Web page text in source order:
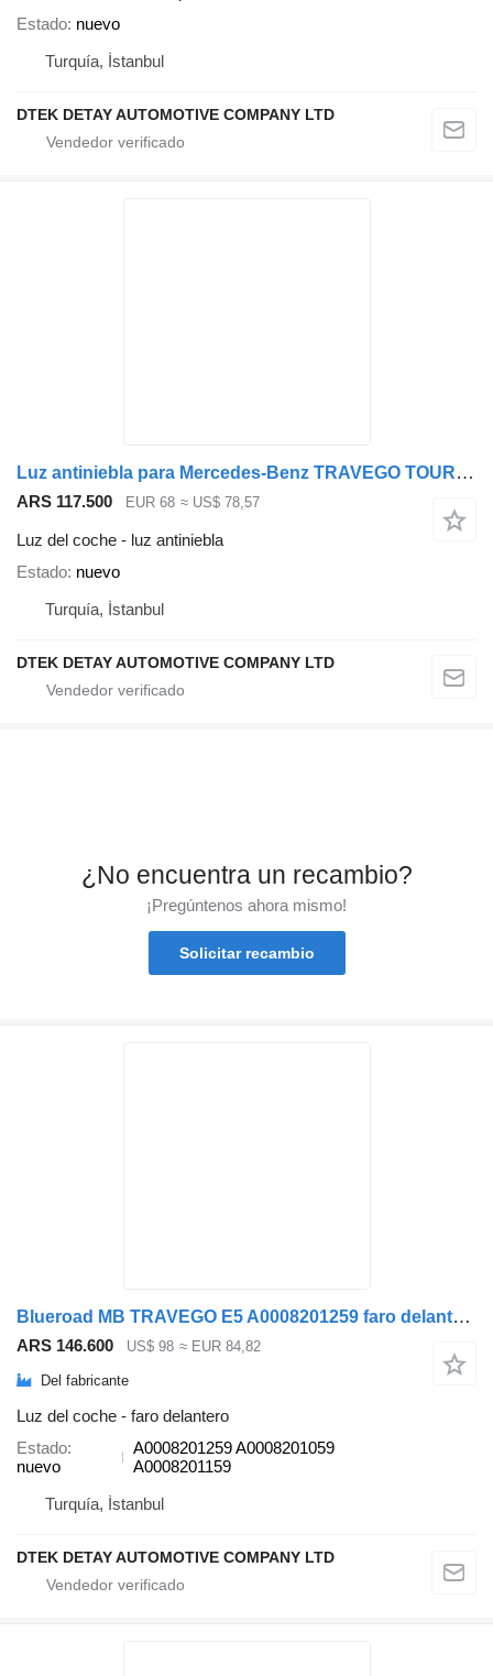
Estado nuevo
Turquía, İstanbul
DTEK DETAY AUTOMOTIVE COMPANY LTD
Luz antiniebla para Mercedes-Benz TRAVEGO TOURİSMO ACTROS autobús
ARS 117.500 EUR 68 ≈ US$ 78,57
Luz del coche - luz antiniebla
Estado nuevo
Turquía, İstanbul
DTEK DETAY AUTOMOTIVE COMPANY LTD
¿No encuentra un recambio?
¡Pregúntenos ahora mismo!
Solicitar recambio
Blueroad MB TRAVEGO E5 A0008201259 faro delantero para Mercedes-Benz TRAVEGO TOURİSMO autobús
ARS 146.600 US$ 98 ≈ EUR 84,82
Del fabricante
Luz del coche - faro delantero
Estado
nuevo
A0008201259 A0008201059
A0008201159
Turquía, İstanbul
DTEK DETAY AUTOMOTIVE COMPANY LTD